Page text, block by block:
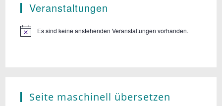
Veranstaltungen
Es sind keine anstehenden Veranstaltungen vorhanden.
Seite maschinell übersetzen